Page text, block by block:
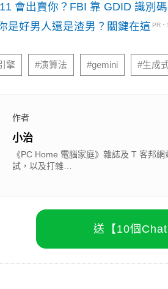
會出賣你？FBI 靠 GDID 識別
是好男人還是渣男？關鍵在這 PR
擎 #演算法 #gemini #生成
作者
小治
《PC Home 電腦家庭》雜誌及 T 客邦
試，以及打雜…
送【10個